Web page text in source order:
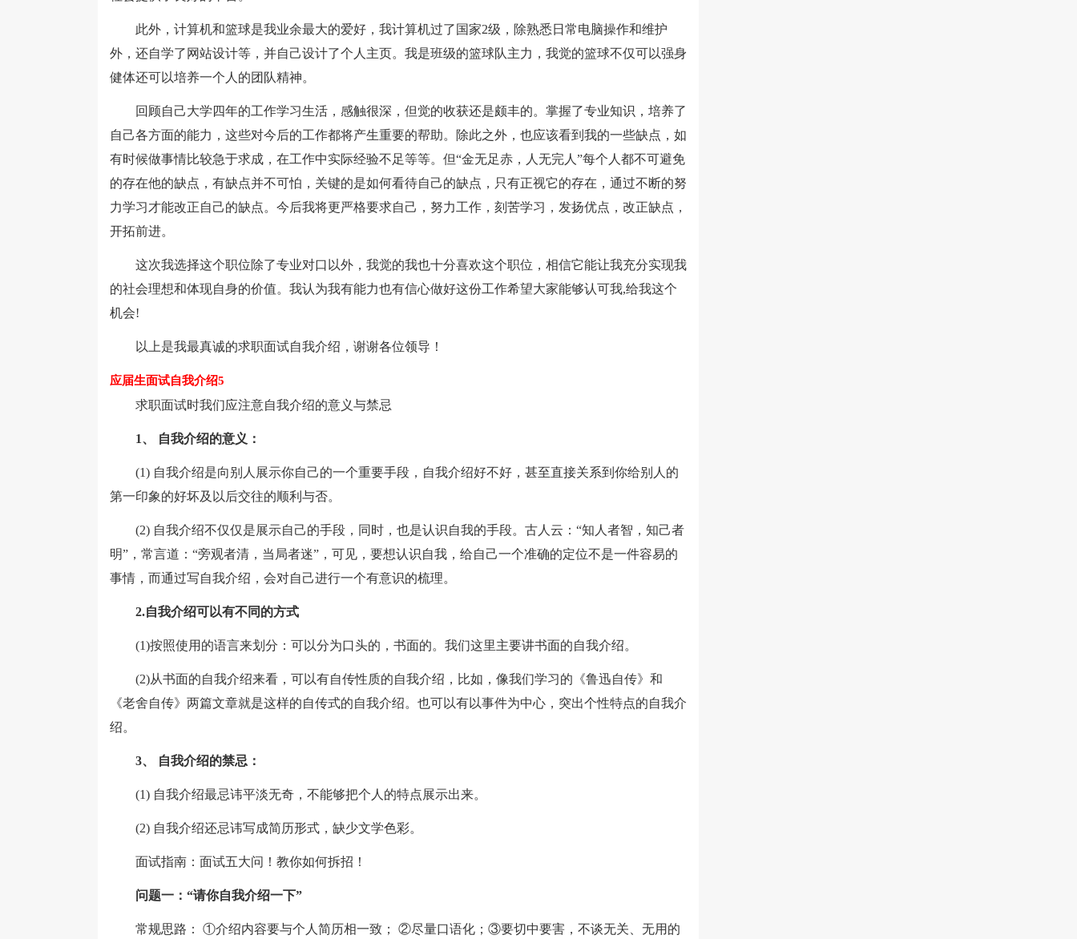
此外，计算机和篮球是我业余最大的爱好，我计算机过了国家2级，除熟悉日常电脑操作和维护
外，还自学了网站设计等，并自己设计了个人主页。我是班级的篮球队主力，我觉的篮球不仅可以强身
健体还可以培养一个人的团队精神。
回顾自己大学四年的工作学习生活，感触很深，但觉的收获还是颇丰的。掌握了专业知识，培养了
自己各方面的能力，这些对今后的工作都将产生重要的帮助。除此之外，也应该看到我的一些缺点，如
有时候做事情比较急于求成，在工作中实际经验不足等等。但“金无足赤，人无完人”每个人都不可避免
的存在他的缺点，有缺点并不可怕，关键的是如何看待自己的缺点，只有正视它的存在，通过不断的努
力学习才能改正自己的缺点。今后我将更严格要求自己，努力工作，刻苦学习，发扬优点，改正缺点，
开拓前进。
这次我选择这个职位除了专业对口以外，我觉的我也十分喜欢这个职位，相信它能让我充分实现我
的社会理想和体现自身的价值。我认为我有能力也有信心做好这份工作希望大家能够认可我,给我这个
机会!
以上是我最真诚的求职面试自我介绍，谢谢各位领导！
应届生面试自我介绍5
求职面试时我们应注意自我介绍的意义与禁忌
1、 自我介绍的意义：
(1) 自我介绍是向别人展示你自己的一个重要手段，自我介绍好不好，甚至直接关系到你给别人的
第一印象的好坏及以后交往的顺利与否。
(2) 自我介绍不仅仅是展示自己的手段，同时，也是认识自我的手段。古人云：“知人者智，知己者
明”，常言道：“旁观者清，当局者迷”，可见，要想认识自我，给自己一个准确的定位不是一件容易的
事情，而通过写自我介绍，会对自己进行一个有意识的梳理。
2.自我介绍可以有不同的方式
(1)按照使用的语言来划分：可以分为口头的，书面的。我们这里主要讲书面的自我介绍。
(2)从书面的自我介绍来看，可以有自传性质的自我介绍，比如，像我们学习的《鲁迅自传》和
《老舍自传》两篇文章就是这样的自传式的自我介绍。也可以有以事件为中心，突出个性特点的自我介
绍。
3、 自我介绍的禁忌：
(1) 自我介绍最忌讳平淡无奇，不能够把个人的特点展示出来。
(2) 自我介绍还忌讳写成简历形式，缺少文学色彩。
面试指南：面试五大问！教你如何拆招！
问题一：“请你自我介绍一下”
常规思路： ①介绍内容要与个人简历相一致； ②尽量口语化；③要切中要害，不谈无关、无用的